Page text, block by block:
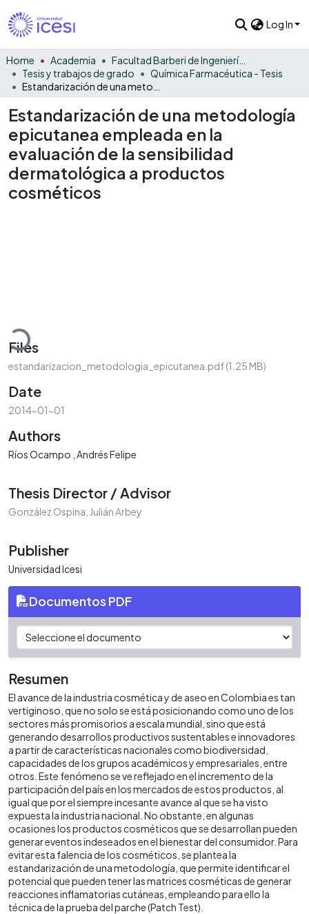
Log In
Home Academia
Facultad Barberi de Ingeniería, Diseño y Ciencias Aplicadas
Tesis y trabajos de grado
Química Farmacéutica - Tesis
Estandarización de una metodología
epicutanea empleada en la
evaluación de la sensibilidad
dermatológica a productos
cosméticos
Loading...
Files
estandarizacion_metodologia_epicutanea.pdf(1.25 MB)
Date
2014-01-01
Authors
Ríos Ocampo , Andrés Felipe
Thesis Director / Advisor
González Ospina, Julián Arbey
Publisher
Universidad Icesi
Documentos PDF
Resumen
El avance de la industria cosmética y de aseo en Colombia es tan
vertiginoso, que no solo se está posicionando como uno de los
sectores más promisorios a escala mundial, sino que está
generando desarrollos productivos sustentables e innovadores
a partir de características nacionales como biodiversidad,
capacidades de los grupos académicos y empresariales, entre
otros. Este fenómeno se ve reflejado en el incremento de la
participación del país en los mercados de estos productos, al
igual que por el siempre incesante avance al que se ha visto
expuesta la industria nacional. No obstante, en algunas
ocasiones los productos cosméticos que se desarrollan pueden
generar eventos indeseados en el bienestar del consumidor. Para
evitar esta falencia de los cosméticos, se plantea la
estandarización de una metodología, que permite identificar el
potencial que pueden tener las matrices cosméticas de generar
reacciones inflamatorias cutáneas, empleando para ello la
técnica de la prueba del parche (Patch Test).